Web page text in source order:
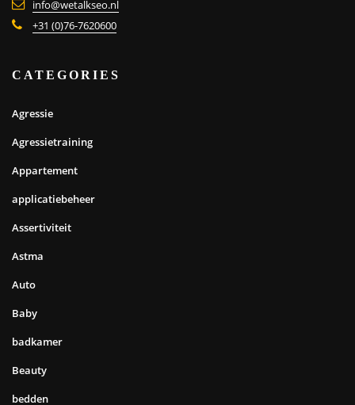
info@wetalkseo.nl
+31 (0)76-7620600
CATEGORIES
Agressie
Agressietraining
Appartement
applicatiebeheer
Assertiviteit
Astma
Auto
Baby
badkamer
Beauty
bedden